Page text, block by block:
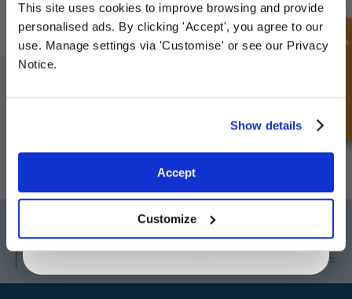
This site uses cookies to improve browsing and provide
personalised ads. By clicking 'Accept', you agree to our
use. Manage settings via 'Customise' or see our Privacy
Notice.
Show details
Accept
Customize
Vergessen Sie nicht, sich für unseren Newsletter anzumelden, um
Informationen über unsere neuesten Sonderangebote und Produkte zu
Telefon:+44 (0) 1325 282732
Doncaster
Telefon:+44 (0) 1302727252
Schnellanfrage
Sign up for special offers and exclusive
deals
privacy policy.